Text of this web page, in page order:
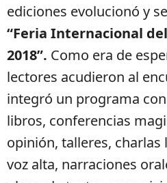
ediciones evolucionó y
“Feria Internacional
2018”. Como era de
lectores acudieron al
integró un programa
libros, conferencias
opinión, talleres,
voz alta, narraciones